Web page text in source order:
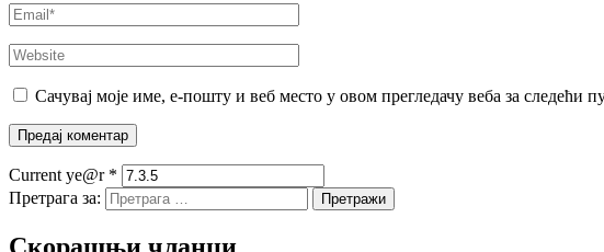
Сачувај моје име, е-пошту и веб место у овом прегледачу веба за следећи
Current ye@r *
Претрага за: